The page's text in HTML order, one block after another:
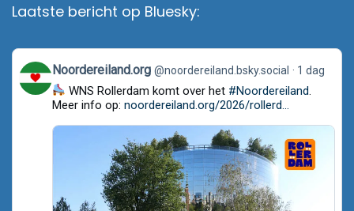
Laatste bericht op Bluesky:
View
post
by
Noordereiland.org
Noordereiland.org @noordereiland.bsky.social 1 dag
WNS Rollerdam komt over het #Noordereiland
Meer info op: noordereiland.org/2026/rollerd...